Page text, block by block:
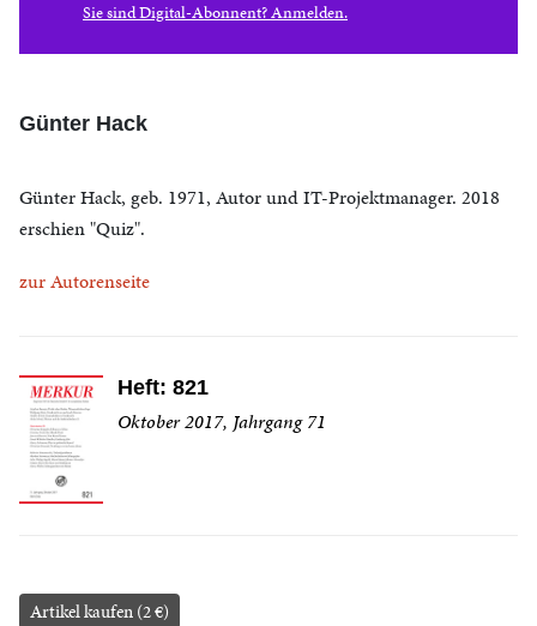
Sie sind Digital-Abonnent? Anmelden.
Günter Hack
Günter Hack, geb. 1971, Autor und IT-Projektmanager. 2018
erschien "Quiz".
zur Autorenseite
Heft: 821
Oktober 2017, Jahrgang 71
Artikel kaufen (2 €)